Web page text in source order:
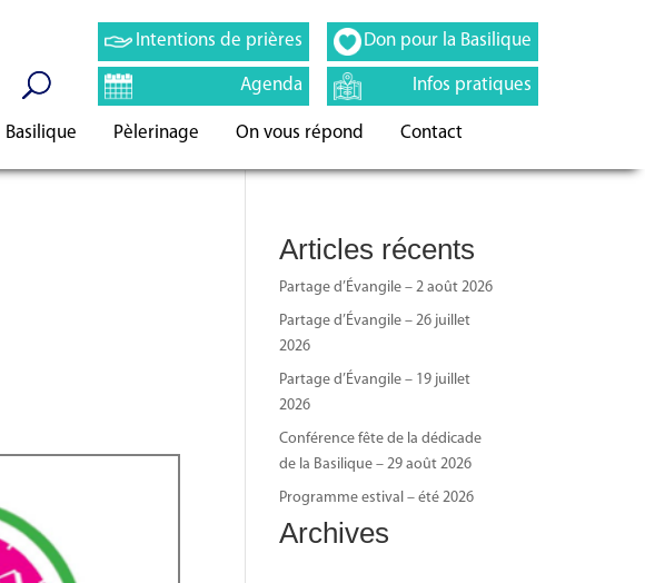
Intentions de prières
Agenda
Don pour la Basilique
Infos pratiques
Basilique Pèlerinage On vous répond Contact
Articles récents
Partage d’Évangile – 2 août 2026
Partage d’Évangile – 26 juillet
2026
Partage d’Évangile – 19 juillet
2026
Conférence fête de la dédicade
de la Basilique – 29 août 2026
Programme estival – été 2026
Archives